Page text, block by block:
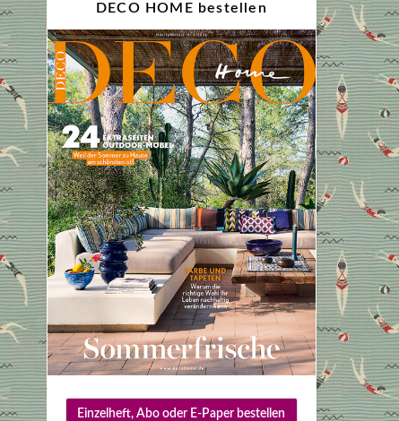
DECO HOME bestellen
Einzelheft, Abo oder E-Paper bestellen